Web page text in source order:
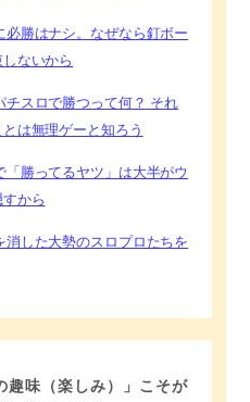
必勝はナシ。なぜなら釘ボー
ないから
チスロで勝つって何？ それ
は無理ゲーと知ろう
勝ってるヤツ」は大半がウ
から
消した大勢のスロプロたちを
趣味（楽しみ）」こそが